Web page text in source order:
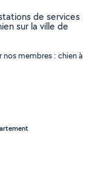
de services
sur la ville de
nos membres : chien à